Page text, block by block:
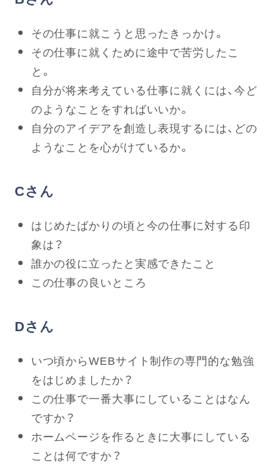
その仕事に就こうと思ったきっかけ。
その仕事に就くために途中で苦労したこ
と。
自分が将来考えている仕事に就くには、今ど
のようなことをすればいいか。
自分のアイデアを創造し表現するには、どの
ようなことを心がけているか。
Cさん
はじめたばかりの頃と今の仕事に対する印
象は？
誰かの役に立ったと実感できたこと
この仕事の良いところ
Dさん
いつ頃からWEBサイト制作の専門的な勉強
をはじめましたか？
この仕事で一番大事にしていることはなん
ですか？
ホームページを作るときに大事にしている
ことは何ですか？